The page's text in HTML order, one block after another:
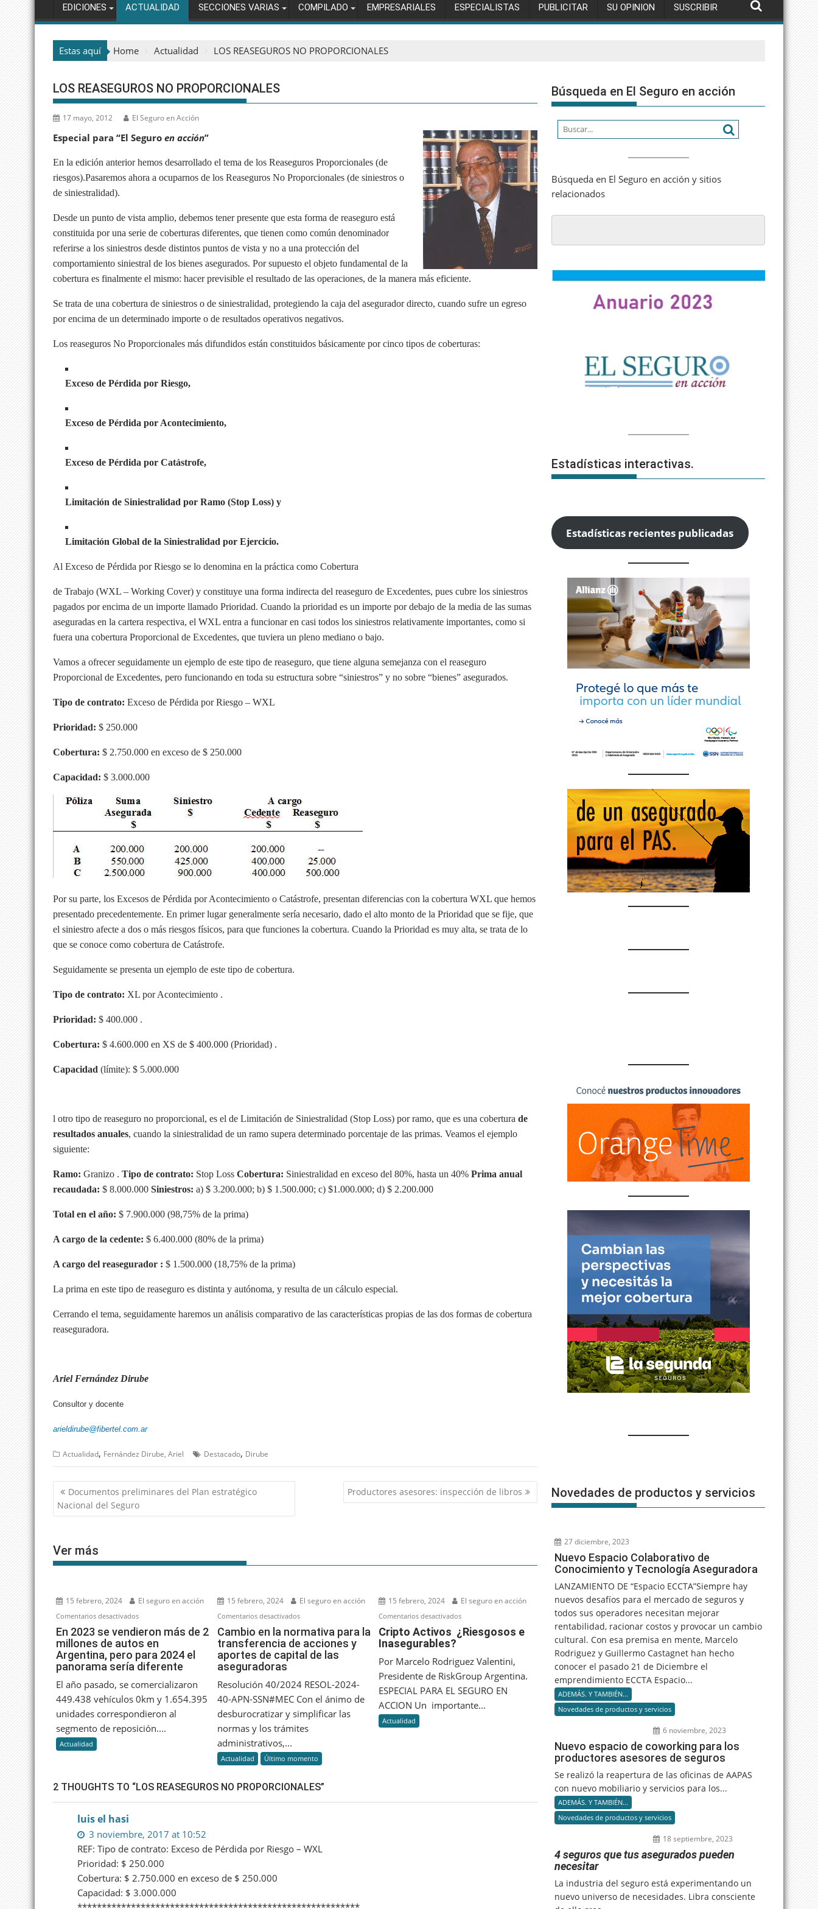
EDICIONES ACTUALIDAD SECCIONES VARIAS COMPILADO EMPRESARIALES ESPECIALISTAS PUBLICITAR SU OPINION SUSCRIBIR
Estas aquí Home Actualidad LOS REASEGUROS NO PROPORCIONALES
LOS REASEGUROS NO PROPORCIONALES
17 mayo, 2012 El Seguro en Acción
Especial para “El Seguro en acción”
En la edición anterior hemos desarrollado el tema de los Reaseguros Proporcionales (de
riesgos).Pasaremos ahora a ocuparnos de los Reaseguros No Proporcionales (de siniestros o
de siniestralidad).
Desde un punto de vista amplio, debemos tener presente que esta forma de reaseguro está
constituida por una serie de coberturas diferentes, que tienen como común denominador
referirse a los siniestros desde distintos puntos de vista y no a una protección del
comportamiento siniestral de los bienes asegurados. Por supuesto el objeto fundamental de la
cobertura es finalmente el mismo: hacer previsible el resultado de las operaciones, de la manera más eficiente.
Se trata de una cobertura de siniestros o de siniestralidad, protegiendo la caja del asegurador directo, cuando sufre un egreso
por encima de un determinado importe o de resultados operativos negativos.
Los reaseguros No Proporcionales más difundidos están constituidos básicamente por cinco tipos de coberturas:
Exceso de Pérdida por Riesgo,
Exceso de Pérdida por Acontecimiento,
Exceso de Pérdida por Catástrofe,
Limitación de Siniestralidad por Ramo (Stop Loss) y
Limitación Global de la Siniestralidad por Ejercicio.
Al Exceso de Pérdida por Riesgo se lo denomina en la práctica como Cobertura
de Trabajo (WXL – Working Cover) y constituye una forma indirecta del reaseguro de Excedentes, pues cubre los siniestros
pagados por encima de un importe llamado Prioridad. Cuando la prioridad es un importe por debajo de la media de las sumas
aseguradas en la cartera respectiva, el WXL entra a funcionar en casi todos los siniestros relativamente importantes, como si
fuera una cobertura Proporcional de Excedentes, que tuviera un pleno mediano o bajo.
Vamos a ofrecer seguidamente un ejemplo de este tipo de reaseguro, que tiene alguna semejanza con el reaseguro
Proporcional de Excedentes, pero funcionando en toda su estructura sobre “siniestros” y no sobre “bienes” asegurados.
Tipo de contrato: Exceso de Pérdida por Riesgo – WXL
Prioridad: $ 250.000
Cobertura: $ 2.750.000 en exceso de $ 250.000
Capacidad: $ 3.000.000
Por su parte, los Excesos de Pérdida por Acontecimiento o Catástrofe, presentan diferencias con la cobertura WXL que hemos
presentado precedentemente. En primer lugar generalmente sería necesario, dado el alto monto de la Prioridad que se fije, que
el siniestro afecte a dos o más riesgos físicos, para que funciones la cobertura. Cuando la Prioridad es muy alta, se trata de lo
que se conoce como cobertura de Catástrofe.
Seguidamente se presenta un ejemplo de este tipo de cobertura.
Tipo de contrato: XL por Acontecimiento .
Prioridad: $ 400.000 .
Cobertura: $ 4.600.000 en XS de $ 400.000 (Prioridad) .
Capacidad (límite): $ 5.000.000
l otro tipo de reaseguro no proporcional, es el de Limitación de Siniestralidad (Stop Loss) por ramo, que es una cobertura de
resultados anuales, cuando la siniestralidad de un ramo supera determinado porcentaje de las primas. Veamos el ejemplo
siguiente:
Ramo: Granizo . Tipo de contrato: Stop Loss Cobertura: Siniestralidad en exceso del 80%, hasta un 40% Prima anual
recaudada: $ 8.000.000 Siniestros: a) $ 3.200.000; b) $ 1.500.000; c) $1.000.000; d) $ 2.200.000
Total en el año: $ 7.900.000 (98,75% de la prima)
A cargo de la cedente: $ 6.400.000 (80% de la prima)
A cargo del reasegurador : $ 1.500.000 (18,75% de la prima)
La prima en este tipo de reaseguro es distinta y autónoma, y resulta de un cálculo especial.
Cerrando el tema, seguidamente haremos un análisis comparativo de las características propias de las dos formas de cobertura
reaseguradora.
Ariel Fernández Dirube
Consultor y docente
arieldirube@fibertel.com.ar
Actualidad, Fernández Dirube, Ariel Destacado, Dirube
Navegación
de
entradas
Documentos preliminares del Plan estratégico
Nacional del Seguro
Productores asesores: inspección de libros
Ver más
15 febrero, 2024 El seguro en acción
Comentarios desactivadosen
En
2023
se
vendieron
más
de
pero
para
diferente
En 2023 se vendieron más de 2
millones de autos en
Argentina, pero para 2024 el
panorama sería diferente
El año pasado, se comercializaron
449.438 vehículos 0km y 1.654.395
unidades correspondieron al
segmento de reposición....
Actualidad
15 febrero, 2024 El seguro en acción
Comentarios desactivadosen
Cambio
en
la
para
la
transferencia
aportes
capital
de
Cambio en la normativa para la
transferencia de acciones y
aportes de capital de las
aseguradoras
Resolución 40/2024 RESOL-2024-
40-APN-SSN#MEC Con el ánimo de
desburocratizar y simplificar las
normas y los trámites
administrativos,...
Actualidad Último momento
15 febrero, 2024 El seguro en acción
Comentarios desactivadosen
Cripto
¿Riesgosos
Inasegurables?
Cripto Activos ¿Riesgosos e
Inasegurables?
Por Marcelo Rodriguez Valentini,
Presidente de RiskGroup Argentina.
ESPECIAL PARA EL SEGURO EN
ACCION Un importante...
Actualidad
2 THOUGHTS TO “LOS REASEGUROS NO PROPORCIONALES”
luis el hasi
3 noviembre, 2017 at 10:52
REF: Tipo de contrato: Exceso de Pérdida por Riesgo – WXL
Prioridad: $ 250.000
Cobertura: $ 2.750.000 en exceso de $ 250.000
Capacidad: $ 3.000.000
Búsqueda en El Seguro en acción
Búsqueda en El Seguro en acción y sitios
relacionados
Estadísticas interactivas.
Estadísticas recientes publicadas
Novedades de productos y servicios
27 diciembre, 2023
Nuevo Espacio Colaborativo de
Conocimiento y Tecnología Aseguradora
LANZAMIENTO DE “Espacio ECCTA”Siempre hay
nuevos desafíos para el mercado de seguros y
todos sus operadores necesitan mejorar
rentabilidad, racionar costos y provocar un cambio
cultural. Con esa premisa en mente, Marcelo
Rodriguez y Guillermo Castagnet han hecho
conocer el pasado 21 de Diciembre el
emprendimiento ECCTA Espacio...
ADEMÁS. Y TAMBIÉN...
Novedades de productos y servicios
6 noviembre, 2023
Nuevo espacio de coworking para los
productores asesores de seguros
Se realizó la reapertura de las oficinas de AAPAS
con nuevo mobiliario y servicios para los...
ADEMÁS. Y TAMBIÉN...
Novedades de productos y servicios
18 septiembre, 2023
4 seguros que tus asegurados pueden
necesitar
La industria del seguro está experimentando un
nuevo universo de necesidades. Libra consciente